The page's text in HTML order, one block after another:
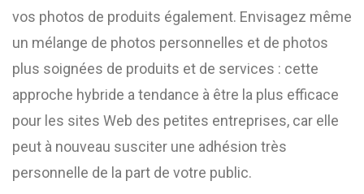
vos photos de produits également. Envisagez même
un mélange de photos personnelles et de photos
plus soignées de produits et de services : cette
approche hybride a tendance à être la plus efficace
pour les sites Web des petites entreprises, car elle
peut à nouveau susciter une adhésion très
personnelle de la part de votre public.